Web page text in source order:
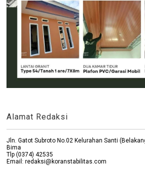
Alamat Redaksi
Jln. Gatot Subroto No.02 Kelurahan Santi
Bima
Tlp (0374) 42535
Email: redaksi@koranstabilitas.com